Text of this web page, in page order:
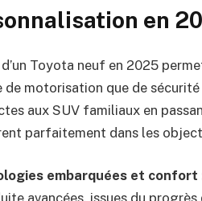
en
d’un Toyota neuf en 2025
de motorisation que de
aux SUV familiaux en
parfaitement dans les
embarquées et confort